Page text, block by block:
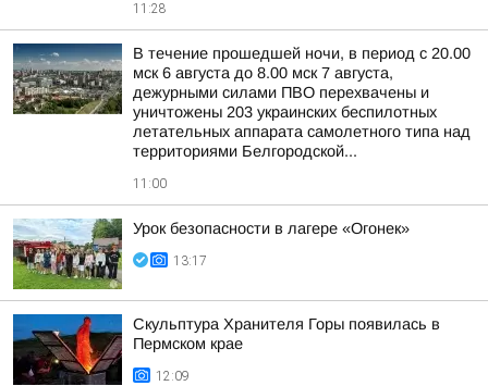
11:28
В течение прошедшей ночи, в период с 20.00
мск 6 августа до 8.00 мск 7 августа,
дежурными силами ПВО перехвачены и
уничтожены 203 украинских беспилотных
летательных аппарата самолетного типа над
территориями Белгородской...
11:00
Урок безопасности в лагере «Огонек»
13:17
Скульптура Хранителя Горы появилась в
Пермском крае
12:09